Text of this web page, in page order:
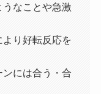
なことや急激
り好転反応を
には合う・合